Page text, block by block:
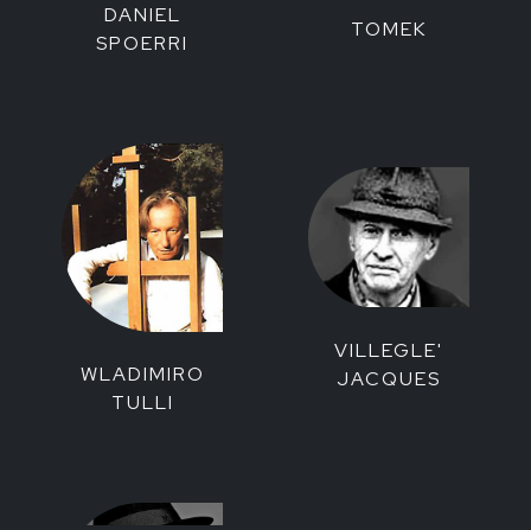
DANIEL
SPOERRI
TOMEK
WLADIMIRO
TULLI
VILLEGLE'
JACQUES